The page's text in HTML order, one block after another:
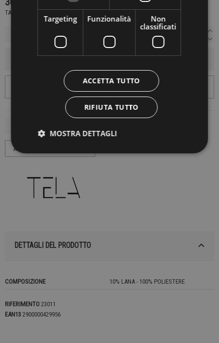
TASSE INCLUSE
DETTAGLI DEL PRODOTTO
COMPOSIZIONE 10% LANA - 100% POLIESTERE
RIFERIMENTO 23011
EAN13 2900000429956
Targeting Funzionalità
Non
classificati
ACCETTA TUTTO
RIFIUTA TUTTO
MOSTRA DETTAGLI